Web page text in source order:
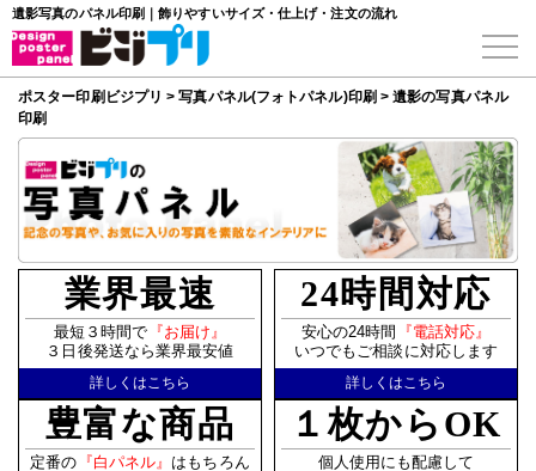
遺影写真のパネル印刷｜飾りやすいサイズ・仕上げ・注文の流れ
ポスター印刷ビジプリ >写真パネル(フォトパネル)印刷 >遺影の写真パネル
印刷
業界最速
最短３時間で 『お届け』
３日後発送なら業界最安値
詳しくはこちら
24時間対応
安心の24時間
『電話対応』
いつでもご相談に対応します
詳しくはこちら
豊富な商品
定番の 『白パネル』 はもちろん
１枚からOK
個人使用にも配慮して